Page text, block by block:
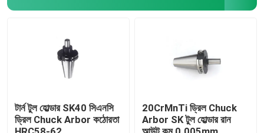
CATE টুল হোল্ডার
এইচএসকে টুল হোল্ডার
টার্ন টুল হোল্ডার SK40 সিএনসি
ড্রিল Chuck Arbor কঠোরতা
20CrMnTi ড্রিল Chuck
Arbor SK টুল হোল্ডার রান